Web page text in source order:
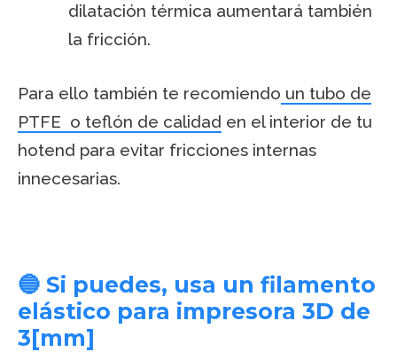
dilatación térmica aumentará también
la fricción.
Para ello también te recomiendo un tubo de
PTFE o teflón de calidad en el interior de tu
hotend para evitar fricciones internas
innecesarias.
🔵 Si puedes, usa un filamento
elástico para impresora 3D de
3[mm]